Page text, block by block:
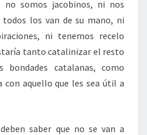
no somos jacobinos, ni nos
los van de su mano, ni
ni tenemos recelo
tanto catalinizar el resto
catalanas, como
con aquello que les sea útil a
saber que no se van a